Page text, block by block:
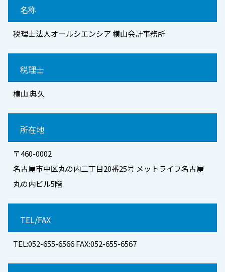
名称
税理士法人オールシエンシア 横山会計事務所
税理士
横山 典久
所在地
〒460-0002
名古屋市中区丸の内二丁目20番25号 メットライフ名古屋
丸の内ビル5階
TEL/FAX
TEL:052-655-6566 FAX:052-655-6567